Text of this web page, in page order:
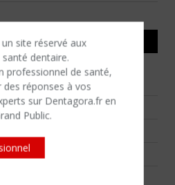
un site réservé aux
dentaire.
professionnel de santé,
réponses à vos
sur Dentagora.fr en
Public.